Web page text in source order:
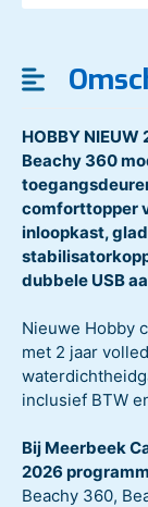
HOBBY
Beachy 360
comforttopper
inloopkast,
dubbele USB
Nieuwe Hobby
met 2 jaar
inclusief BTW
Bij Meerbeek
2026
Beachy 360,